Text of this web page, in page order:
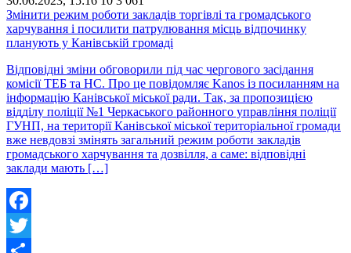
Share
Змінити режим роботи закладів торгівлі та громадського
харчування і посилити патрулювання місць відпочинку
планують у Канівській громаді
Відповідні зміни обговорили під час чергового засідання
комісії ТЕБ та НС. Про це повідомляє Kanos із посиланням на
інформацію Канівської міської ради. Так, за пропозицією
відділу поліції №1 Черкаського районного управління поліції
ГУНП, на території Канівської міської територіальної громади
вже невдовзі змінять загальний режим роботи закладів
громадського харчування та дозвілля, а саме: відповідні
заклади мають […]
Facebook
Twitter